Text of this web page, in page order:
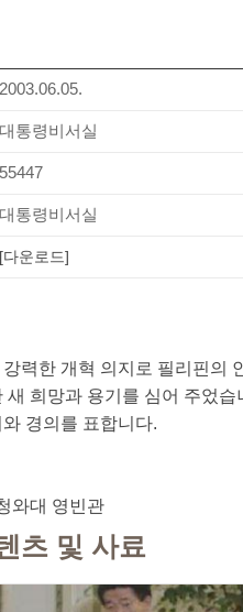
2003.06.05.
대통령비서실
55447
대통령비서실
[다운로드]
력한 개혁 의지로 필리핀의
새 희망과 용기를 심어 주었
경의를 표합니다.
와대 영빈관
츠 및 사료